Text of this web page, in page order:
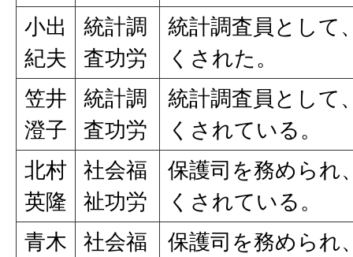
小出
紀夫
統計調
査功労
統計調査員として
くされた。
笠井
澄子
統計調
査功労
統計調査員として
くされている。
北村
英隆
社会福
祉功労
保護司を務められ
くされている。
青木
社会福
保護司を務められ